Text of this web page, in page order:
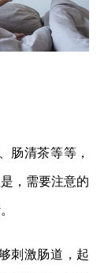
肠清茶等等，
，需要注意的
刺激肠道，起